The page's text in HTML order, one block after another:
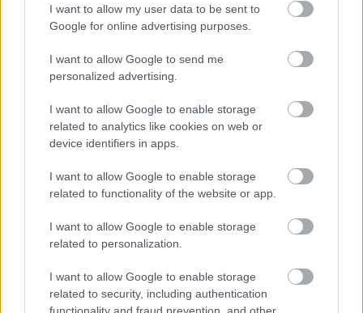
I want to allow my user data to be sent to
Google for online advertising purposes.
I want to allow Google to send me
personalized advertising.
I want to allow Google to enable storage
related to analytics like cookies on web or
device identifiers in apps.
I want to allow Google to enable storage
related to functionality of the website or app.
I want to allow Google to enable storage
related to personalization.
I want to allow Google to enable storage
related to security, including authentication
View this post on Instagram
A post shared by GWomen (@gazzettawomen)